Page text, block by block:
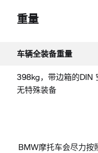
重量
车辆全装备重量
398kg，带边箱的DIN
无特殊装备
BMW摩托车会尽力按